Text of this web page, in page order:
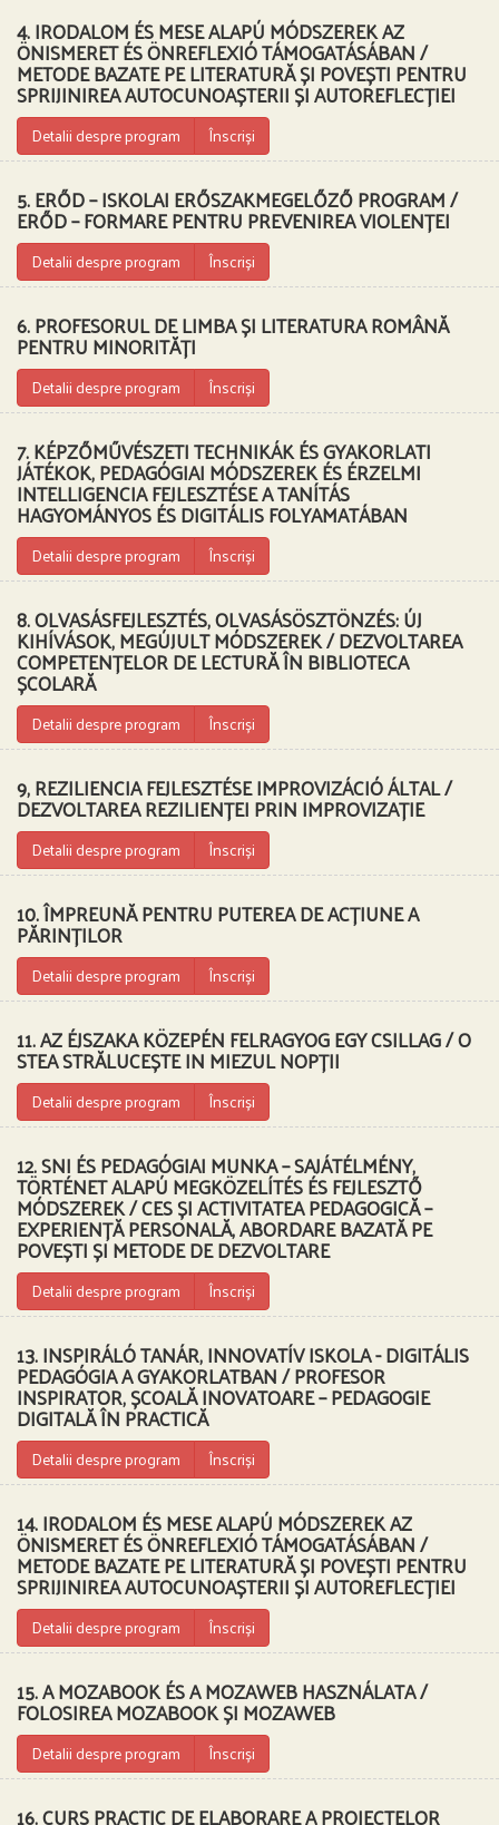
4. IRODALOM ÉS MESE ALAPÚ MÓDSZEREK AZ
ÖNISMERET ÉS ÖNREFLEXIÓ TÁMOGATÁSÁBAN /
METODE BAZATE PE LITERATURĂ ȘI POVEȘTI PENTRU
SPRIJINIREA AUTOCUNOAȘTERII ȘI AUTOREFLECȚIEI
Detalii despre program Înscriși
5. ERŐD – ISKOLAI ERŐSZAKMEGELŐZŐ PROGRAM /
ERŐD – FORMARE PENTRU PREVENIREA VIOLENȚEI
Detalii despre program Înscriși
6. PROFESORUL DE LIMBA ȘI LITERATURA ROMÂNĂ
PENTRU MINORITĂȚI
Detalii despre program Înscriși
7. KÉPZŐMŰVÉSZETI TECHNIKÁK ÉS GYAKORLATI
JÁTÉKOK, PEDAGÓGIAI MÓDSZEREK ÉS ÉRZELMI
INTELLIGENCIA FEJLESZTÉSE A TANÍTÁS
HAGYOMÁNYOS ÉS DIGITÁLIS FOLYAMATÁBAN
Detalii despre program Înscriși
8. OLVASÁSFEJLESZTÉS, OLVASÁSÖSZTÖNZÉS: ÚJ
KIHÍVÁSOK, MEGÚJULT MÓDSZEREK / DEZVOLTAREA
COMPETENȚELOR DE LECTURĂ ÎN BIBLIOTECA
ȘCOLARĂ
Detalii despre program Înscriși
9, REZILIENCIA FEJLESZTÉSE IMPROVIZÁCIÓ ÁLTAL /
DEZVOLTAREA REZILIENȚEI PRIN IMPROVIZAȚIE
Detalii despre program Înscriși
10. ÎMPREUNĂ PENTRU PUTEREA DE ACȚIUNE A
PĂRINȚILOR
Detalii despre program Înscriși
11. AZ ÉJSZAKA KÖZEPÉN FELRAGYOG EGY CSILLAG / O
STEA STRĂLUCEȘTE IN MIEZUL NOPȚII
Detalii despre program Înscriși
12. SNI ÉS PEDAGÓGIAI MUNKA – SAJÁTÉLMÉNY,
TÖRTÉNET ALAPÚ MEGKÖZELÍTÉS ÉS FEJLESZTŐ
MÓDSZEREK / CES ȘI ACTIVITATEA PEDAGOGICĂ –
EXPERIENȚĂ PERSONALĂ, ABORDARE BAZATĂ PE
POVEȘTI ȘI METODE DE DEZVOLTARE
Detalii despre program Înscriși
13. INSPIRÁLÓ TANÁR, INNOVATÍV ISKOLA - DIGITÁLIS
PEDAGÓGIA A GYAKORLATBAN / PROFESOR
INSPIRATOR, ȘCOALĂ INOVATOARE – PEDAGOGIE
DIGITALĂ ÎN PRACTICĂ
Detalii despre program Înscriși
14. IRODALOM ÉS MESE ALAPÚ MÓDSZEREK AZ
ÖNISMERET ÉS ÖNREFLEXIÓ TÁMOGATÁSÁBAN /
METODE BAZATE PE LITERATURĂ ȘI POVEȘTI PENTRU
SPRIJINIREA AUTOCUNOAȘTERII ȘI AUTOREFLECȚIEI
Detalii despre program Înscriși
15. A MOZABOOK ÉS A MOZAWEB HASZNÁLATA /
FOLOSIREA MOZABOOK ȘI MOZAWEB
Detalii despre program Înscriși
16. CURS PRACTIC DE ELABORARE A PROIECTELOR